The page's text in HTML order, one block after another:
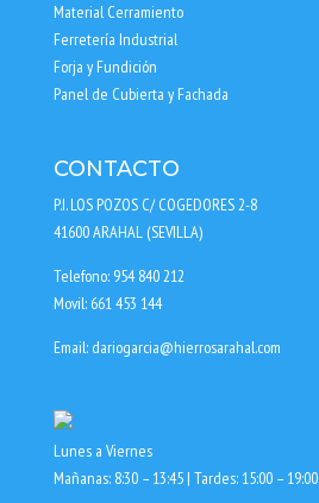
Material Cerramiento
Ferretería Industrial
Forja y Fundición
Panel de Cubierta y Fachada
CONTACTO
P.I. LOS POZOS C/ COGEDORES 2-8
41600 ARAHAL (SEVILLA)
Telefono: 954 840 212
Movil: 661 453 144
Email: dariogarcia@hierrosarahal.com
Lunes a Viernes
Mañanas: 8:30 – 13:45 | Tardes: 15:00 – 19:00